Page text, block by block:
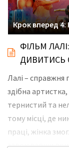
Крок вперед 4:
ФІЛЬМ
ДИВИТИСЬ
Лалі – справжня
здібна
тернистий та
тому місці, де
праці, жінка
завоювавши